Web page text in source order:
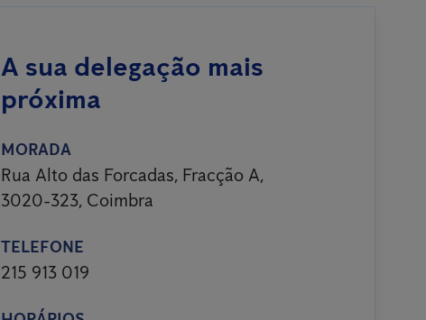
A sua delegação mais
próxima
MORADA
Rua Alto das Forcadas, Fracção A,
3020-323, Coimbra
TELEFONE
215 913 019